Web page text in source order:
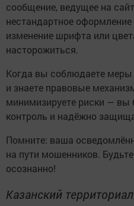
сообщение, ведущее на
нестандартное оформление
изменение шрифта или
насторожиться.
Когда вы соблюдаете меры
и знаете правовые
минимизируете риски — вы
контроль и надёжно
Помните: ваша
на пути мошенников.
осознанно!
Казанский